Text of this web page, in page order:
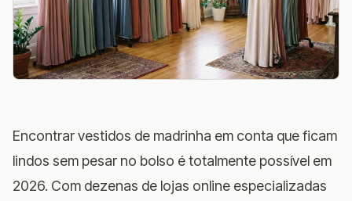
Encontrar vestidos de madrinha em conta que ficam
lindos sem pesar no bolso é totalmente possível em
2026. Com dezenas de lojas online especializadas